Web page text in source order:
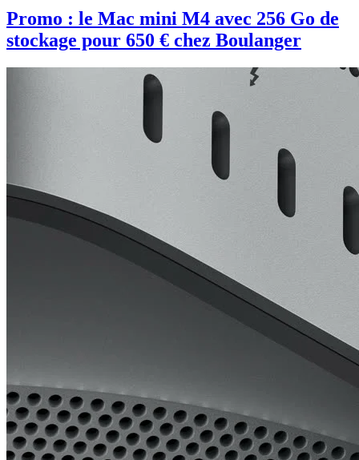
Promo : le Mac mini M4 avec 256 Go de
stockage pour 650 € chez Boulanger